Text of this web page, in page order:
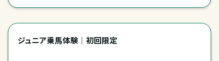
ジュニア乗馬体験｜初回限定